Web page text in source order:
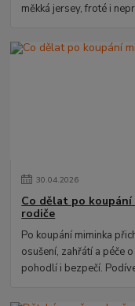
měkká jersey, froté i
30.04.2026
Co dělat po
rodiče
Po koupání miminka
osušení, zahřátí a péče
pohodlí i bezpečí.